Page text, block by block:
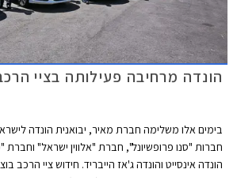
הונדה מרחיבה פעילותה בציי
בימים אלו משלימה חברת מאיר, יבואנית הונדה
הונדה אינסייט והונדה ג'אז הייבריד. חידוש ציי הרכב